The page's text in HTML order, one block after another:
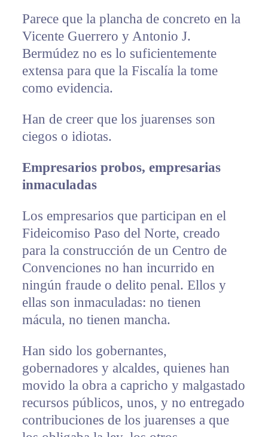
Parece que la plancha de concreto en la
Vicente Guerrero y Antonio J.
Bermúdez no es lo suficientemente
extensa para que la Fiscalía la tome
como evidencia.
Han de creer que los juarenses son
ciegos o idiotas.
Empresarios probos, empresarias
inmaculadas
Los empresarios que participan en el
Fideicomiso Paso del Norte, creado
para la construcción de un Centro de
Convenciones no han incurrido en
ningún fraude o delito penal. Ellos y
ellas son inmaculadas: no tienen
mácula, no tienen mancha.
Han sido los gobernantes,
gobernadores y alcaldes, quienes han
movido la obra a capricho y malgastado
recursos públicos, unos, y no entregado
contribuciones de los juarenses a que